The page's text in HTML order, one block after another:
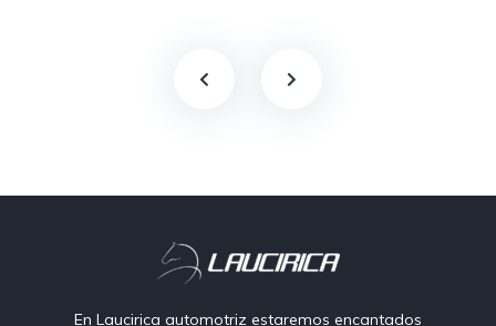
En Laucirica automotriz estaremos encantados